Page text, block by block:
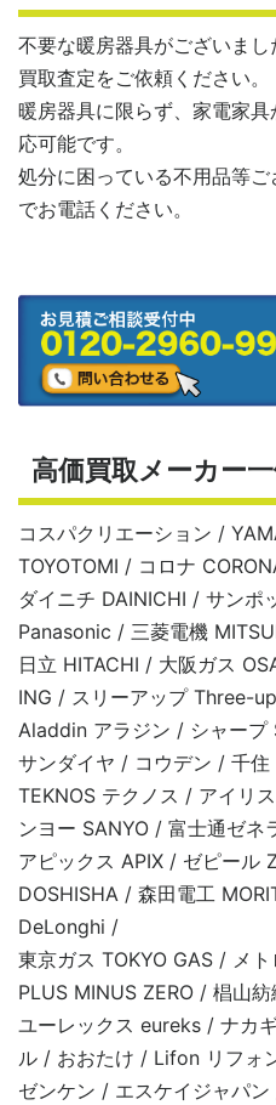
不要な暖房器具がございま
買取査定をご依頼ください。
暖房器具に限らず、家電家
応可能です。
処分に困っている不用品等
でお電話ください。
高価買取メーカー一
コスパクリエーション /
TOYOTOMI / コロナ
ダイニチ DAINICHI / サンポ
Panasonic / 三菱電機
日立 HITACHI / 大阪ガス
ING / スリーアップ Three-
Aladdin アラジン / シャープ
サンダイヤ / コウデン / 千
TEKNOS テクノス / アイリ
ンヨー SANYO / 富士通ゼネ
アピックス APIX / ゼピール
DOSHISHA / 森田電工
DeLonghi /
東京ガス TOKYO GAS / メ
PLUS MINUS ZERO / 椙山
ユーレックス eureks / ナカ
ル / おおたけ / Lifon リフォ
ゼンケン / エスケイジャパ